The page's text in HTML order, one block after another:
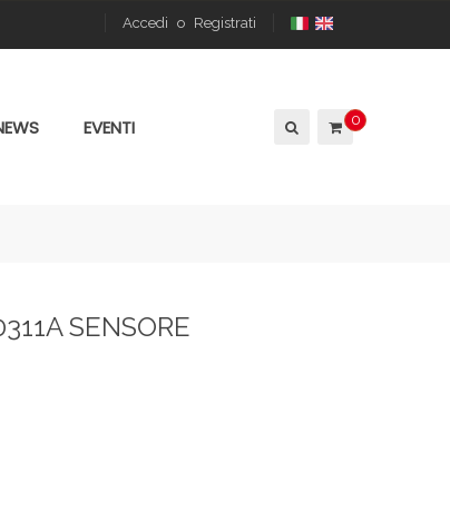
Accedi o Registrati
0
EVENTI
SENSORE